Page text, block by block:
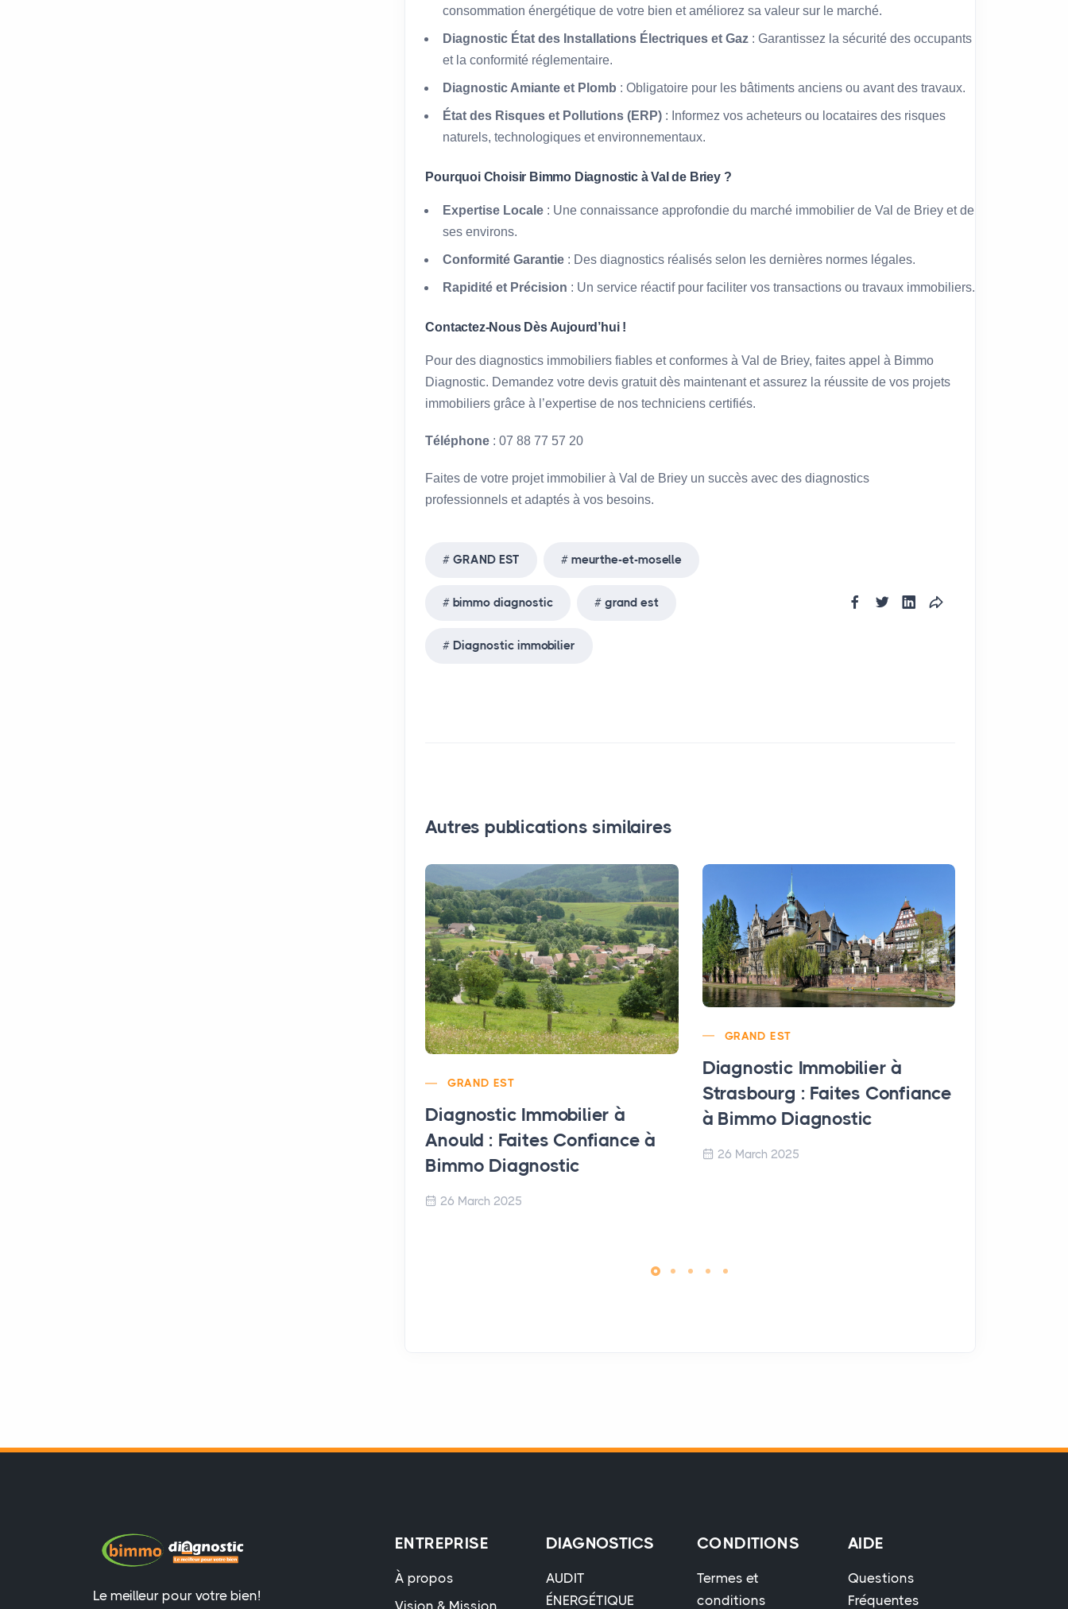
consommation énergétique de votre bien et améliorez sa valeur sur le marché.
Diagnostic État des Installations Électriques et Gaz : Garantissez la sécurité des occupants
et la conformité réglementaire.
Diagnostic Amiante et Plomb : Obligatoire pour les bâtiments anciens ou avant des travaux.
État des Risques et Pollutions (ERP) : Informez vos acheteurs ou locataires des risques
naturels, technologiques et environnementaux.
Pourquoi Choisir Bimmo Diagnostic à Val de Briey ?
Expertise Locale : Une connaissance approfondie du marché immobilier de Val de Briey et de
ses environs.
Conformité Garantie : Des diagnostics réalisés selon les dernières normes légales.
Rapidité et Précision : Un service réactif pour faciliter vos transactions ou travaux immobiliers.
Contactez-Nous Dès Aujourd’hui !
Pour des diagnostics immobiliers fiables et conformes à Val de Briey, faites appel à Bimmo
Diagnostic. Demandez votre devis gratuit dès maintenant et assurez la réussite de vos projets
immobiliers grâce à l’expertise de nos techniciens certifiés.
Téléphone : 07 88 77 57 20
Faites de votre projet immobilier à Val de Briey un succès avec des diagnostics
professionnels et adaptés à vos besoins.
GRAND EST meurthe-et-moselle
bimmo diagnostic grand est
Diagnostic immobilier
Autres publications similaires
GRAND EST
Diagnostic Immobilier à
Anould : Faites Confiance à
Bimmo Diagnostic
26 March 2025
GRAND EST
Diagnostic Immobilier à
Strasbourg : Faites Confiance
à Bimmo Diagnostic
26 March 2025
Le meilleur pour votre bien!
ENTREPRISE
À propos
DIAGNOSTICS
AUDIT
ÉNERGÉTIQUE
CONDITIONS
Termes et
conditions
AIDE
Questions
Fréquentes